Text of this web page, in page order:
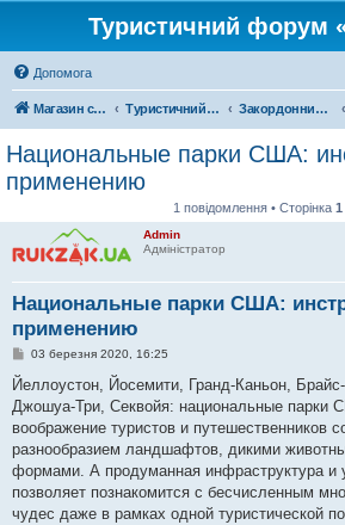
Туристичний форум
Допомога
Магазин спорядження Туристичний форум «Рюкзак» Закордонний туризм
Национальные парки США:
применению
1 повідомлення • Сторінка 1
Admin
Адміністратор
Национальные парки США:
применению
П
в
д
о
л
е
н
я
03 березня 2020, 16:25
Йеллоустон, Йосемити, Гранд-Каньон,
Джошуа-Три, Секвойя: национальные парки
воображение туристов и путешественников
разнообразием ландшафтов, дикими
формами. А продуманная инфраструктура и
позволяет познакомится с бесчисленным
чудес даже в рамках одной туристической